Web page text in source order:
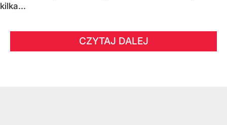
kilka...
CZYTAJ DALEJ